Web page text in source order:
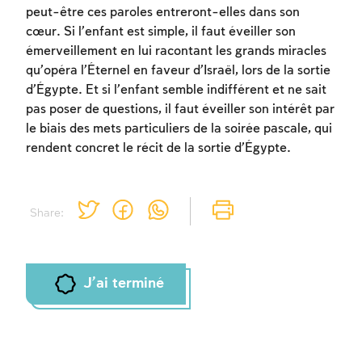
Share:
peut-être ces paroles entreront-elles dans son
cœur. Si l’enfant est simple, il faut éveiller son
émerveillement en lui racontant les grands miracles
qu’opéra l’Éternel en faveur d’Israël, lors de la sortie
d’Égypte. Et si l’enfant semble indifférent et ne sait
pas poser de questions, il faut éveiller son intérêt par
le biais des mets particuliers de la soirée pascale, qui
rendent concret le récit de la sortie d’Égypte.
J'ai terminé
Inscription requise
Afin d'enregistrer ce que vous avez étudié,
vous devez vous connectez ou vous
inscrire.